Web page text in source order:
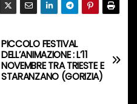
PICCOLO FESTIVAL
DELL’ANIMAZIONE : L’11
NOVEMBRE TRA TRIESTE E
STARANZANO (GORIZIA)